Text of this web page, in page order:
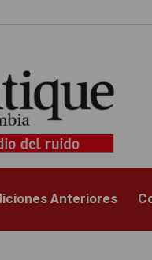
Anteriores